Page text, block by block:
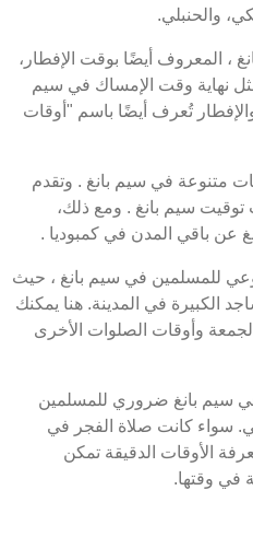
والحنبلي.
المعروف أيضًا بوقت الإفطار،
يمثل نهاية وقت الإمساك في سيم
السحور والإفطار تُعرف أيضًا باسم "أوقات
متنوعة في سيم بانغ . وتقدم
سيم بانغ . ومع ذلك،
عن باقي المدن في كمبوديا .
للمسلمين في سيم بانغ ، حيث
الكبيرة في المدينة. هنا يمكنك
وأوقات الصلوات الأخرى
في سيم بانغ ضروري للمسلمين
سواء كانت صلاة الفجر في
الأوقات الدقيقة تمكن
في وقتها.